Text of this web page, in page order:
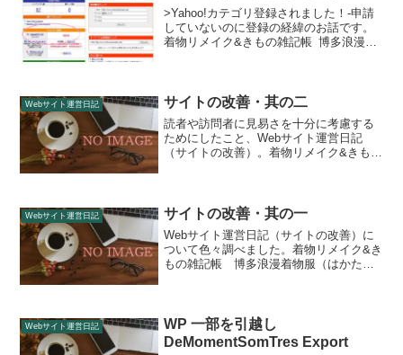
>Yahoo!カテゴリ登録されました！‐申請
していないのに登録の経緯のお話です。
着物リメイク&きもの雑記帳 博多浪漫着
Webサイト運営日記 サイトの改善・其の二
読者や訪問者に見易さを十分に考慮する
ためにしたこと、Webサイト運営日記
（サイトの改善）。着物リメイク&きもの
ついて。
Webサイト運営日記 サイトの改善・其の一
Webサイト運営日記（サイトの改善）に
ついて色々調べました。着物リメイク&き
もの雑記帳 博多浪漫着物服（はかたろ
Webサイト運営日記
WP 一部を引越し
DeMomentSomTres Export